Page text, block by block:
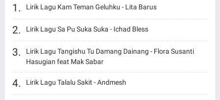
Lirik Lagu Kam Teman Geluhku - Lita Barus
Lirik Lagu Sa Pu Suka Suka - Ichad Bless
Lirik Lagu Tangishu Tu Damang Dainang - Flora Susanti
Hasugian feat Mak Sabar
Lirik Lagu Talalu Sakit - Andmesh